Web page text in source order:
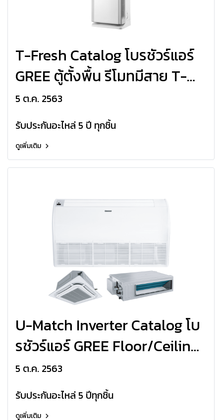
T-Fresh Catalog โบรชัวร์แอร์
GREE ตู้ตั้งพื้น รีโมทมีสาย T-
Fresh R32 Update20/7/65
5 ต.ค. 2563
รับประกันอะไหล่ 5 ปี ทุกชิ้น
ดูเพิ่มเติม
U-Match Inverter Catalog โบ
รชัวร์แอร์ GREE Floor/Ceiling-
Type,Cassette-Type,Duct-
Type U-Match Inverter R32
Update2022
5 ต.ค. 2563
รับประกันอะไหล่ 5 ปีทุกชิ้น
ดูเพิ่มเติม